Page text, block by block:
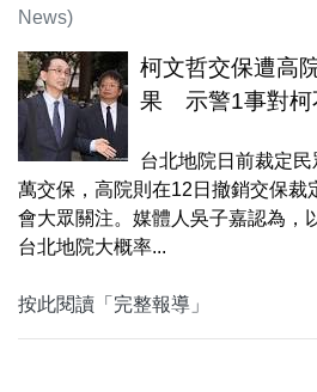
News)
柯文哲交保遭高
果 示警1事對柯
台北地院日前裁定
萬交保，高院則在12日撤銷交保裁
會大眾關注。媒體人吳子嘉認為，
台北地院大概率...
按此閱讀「完整報導」